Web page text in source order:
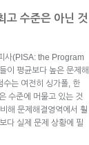
고 수준은 아닌 것
사(PISA: the Program
평균보다 높은 문제해
수는 여전히 싱가폴, 한
수준에 머물고 있는 것
해 문제해결영역에서 훨
다 실제 문제 상황에 필